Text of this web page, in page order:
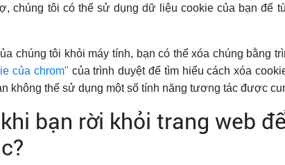
chúng tôi có thể sử dụng dữ liệu cookie của bạn để
chúng tôi khỏi máy tính, bạn có thể xóa chúng bằng
của chrom" của trình duyệt để tìm hiểu cách xóa
không thể sử dụng một số tính năng tương tác được
bạn rời khỏi trang web